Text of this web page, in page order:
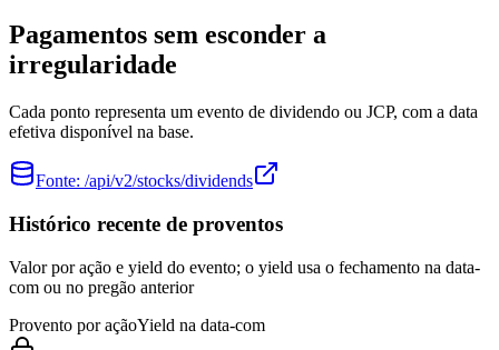
Pagamentos sem esconder a
irregularidade
Cada ponto representa um evento de dividendo ou JCP, com a data
efetiva disponível na base.
Fonte: /api/v2/stocks/dividends
Histórico recente de proventos
Valor por ação e yield do evento; o yield usa o fechamento na data-
com ou no pregão anterior
Provento por açãoYield na data-com